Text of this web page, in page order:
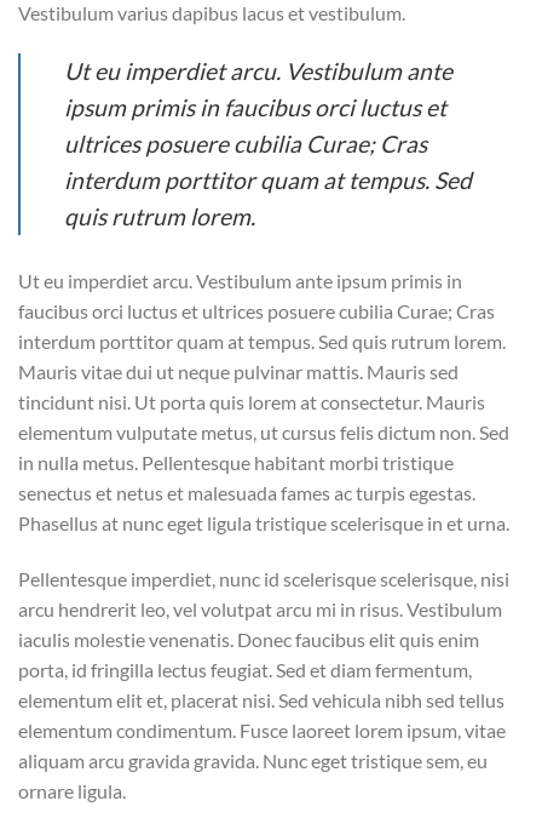
Vestibulum varius dapibus lacus et vestibulum.
Ut eu imperdiet arcu. Vestibulum ante
ipsum primis in faucibus orci luctus et
ultrices posuere cubilia Curae; Cras
interdum porttitor quam at tempus. Sed
quis rutrum lorem.
Ut eu imperdiet arcu. Vestibulum ante ipsum primis in
faucibus orci luctus et ultrices posuere cubilia Curae; Cras
interdum porttitor quam at tempus. Sed quis rutrum lorem.
Mauris vitae dui ut neque pulvinar mattis. Mauris sed
tincidunt nisi. Ut porta quis lorem at consectetur. Mauris
elementum vulputate metus, ut cursus felis dictum non. Sed
in nulla metus. Pellentesque habitant morbi tristique
senectus et netus et malesuada fames ac turpis egestas.
Phasellus at nunc eget ligula tristique scelerisque in et urna.
Pellentesque imperdiet, nunc id scelerisque scelerisque, nisi
arcu hendrerit leo, vel volutpat arcu mi in risus. Vestibulum
iaculis molestie venenatis. Donec faucibus elit quis enim
porta, id fringilla lectus feugiat. Sed et diam fermentum,
elementum elit et, placerat nisi. Sed vehicula nibh sed tellus
elementum condimentum. Fusce laoreet lorem ipsum, vitae
aliquam arcu gravida gravida. Nunc eget tristique sem, eu
ornare ligula.